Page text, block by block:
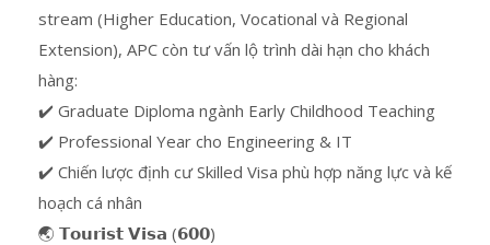
stream (Higher Education, Vocational và Regional
Extension), APC còn tư vấn lộ trình dài hạn cho khách
hàng:
✔️ Graduate Diploma ngành Early Childhood Teaching
✔️ Professional Year cho Engineering & IT
✔️ Chiến lược định cư Skilled Visa phù hợp năng lực và kế
hoạch cá nhân
🌏 𝗧𝗼𝘂𝗿𝗶𝘀𝘁 𝗩𝗶𝘀𝗮 (𝟲𝟬𝟬)